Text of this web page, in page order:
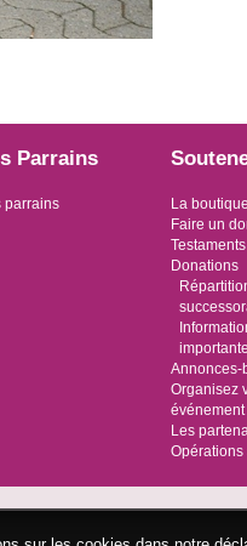
Parrains
parrains
La boutique
Faire un
Donations
Annonces-
Organisez
événement
Les